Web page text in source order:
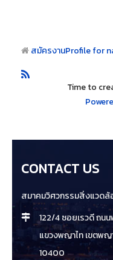
สมัครงานProfile for
Time to
CONTACT US
สมาคมวิศวกรรมสิ่งแวดล้
122/4 ซอยเรวดี ถน
แขวงพญาไท เขตพญ
10400